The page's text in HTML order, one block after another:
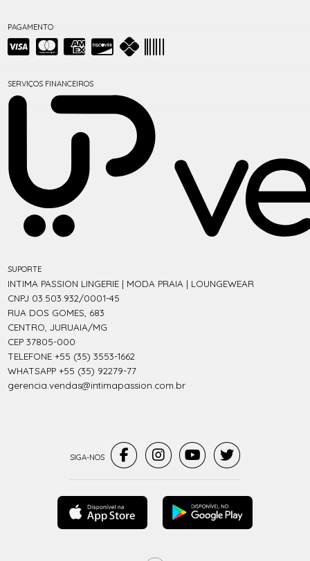
PAGAMENTO
SERVIÇOS FINANCEIROS
SUPORTE
INTIMA PASSION LINGERIE | MODA PRAIA | LOUNGEWEAR
CNPJ 03.503.932/0001-45
RUA DOS GOMES, 683
CENTRO, JURUAIA/MG
CEP 37805-000
TELEFONE +55 (35) 3553-1662
WHATSAPP +55 (35) 92279-77
gerencia.vendas@intimapassion.com.br